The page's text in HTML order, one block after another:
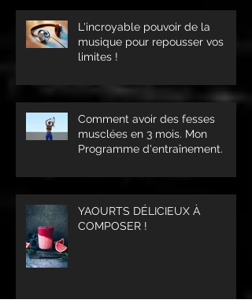
L'incroyable pouvoir de la
musique pour repousser vos
limites !
Comment avoir des fesses
musclées en 3 mois. Mon
Programme d'entraînement.
YAOURTS DÉLICIEUX À
COMPOSER !